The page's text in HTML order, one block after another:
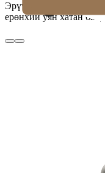
Эрүүний шугам орчмын
ерөнхий уян хатан